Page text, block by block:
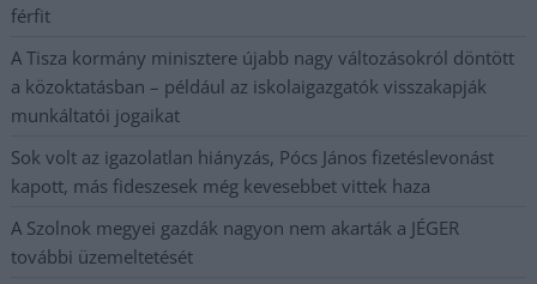
férfit
A Tisza kormány minisztere újabb nagy változásokról döntött
a közoktatásban – például az iskolaigazgatók visszakapják
munkáltatói jogaikat
Sok volt az igazolatlan hiányzás, Pócs János fizetéslevonást
kapott, más fideszesek még kevesebbet vittek haza
A Szolnok megyei gazdák nagyon nem akarták a JÉGER
további üzemeltetését